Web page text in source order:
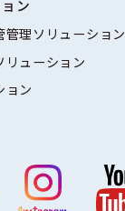
ン
管理ソリューション
リューション
ョン